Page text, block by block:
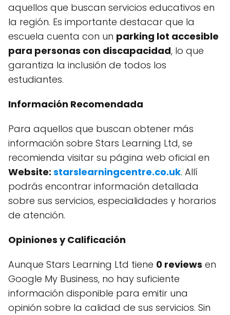
aquellos que buscan servicios educativos en
la región. Es importante destacar que la
escuela cuenta con un parking lot accesible
para personas con discapacidad, lo que
garantiza la inclusión de todos los
estudiantes.
Información Recomendada
Para aquellos que buscan obtener más
información sobre Stars Learning Ltd, se
recomienda visitar su página web oficial en
Website: starslearningcentre.co.uk. Allí
podrás encontrar información detallada
sobre sus servicios, especialidades y horarios
de atención.
Opiniones y Calificación
Aunque Stars Learning Ltd tiene 0 reviews en
Google My Business, no hay suficiente
información disponible para emitir una
opinión sobre la calidad de sus servicios. Sin